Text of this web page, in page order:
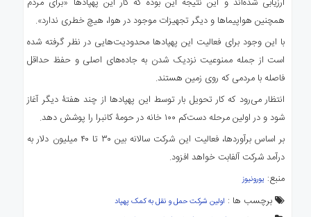
همچنین هواپیماها و دیگر تجهیزات موجود در هوا، هیچ خطری ندارد».
با این وجود برای فعالیت این پهپادها محدودیت‌هایی در نظر گرفته شده
است از جمله ممنوعیت نزدیک شدن به جاده‌های اصلی و حفظ حداقل
فاصله با مردمی که روی زمین هستند.
انتظار می‌رود که کار تحویل بار توسط این پهپادها از چند هفتۀ دیگر آغاز
شود و در اولین مرحله دست‌کم ۱۰۰ خانه در حومۀ کانبرا را پوشش دهد.
بر اساس برآوردها، فعالیت این شرکت سالانه بین ۳۰ تا ۴۰ میلیون دلار به
درآمد شرکت آلفابت خواهد افزود.
منبع: یورونیوز
برچسب ها : اولین شرکت حمل و نقل به کمک پهپاد